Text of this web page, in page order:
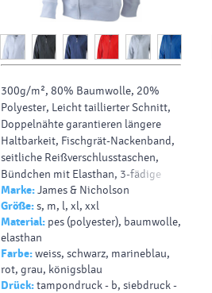
300g/m², 80% Baumwolle, 20%
Polyester, Leicht taillierter Schnitt,
Doppelnähte garantieren längere
Haltbarkeit, Fischgrät-Nackenband,
seitliche Reißverschlusstaschen,
Bündchen mit Elasthan, 3-fädige
Sweat-Qualität, Innenseite angeraut,
60° waschbar
Marke:James & Nicholson
Größe:s, m, l, xl, xxl
Material: pes (polyester), baumwolle,
elasthan
Farbe:weiss, schwarz, marineblau,
rot, grau, königsblau
Drück:tampondruck - b, siebdruck -